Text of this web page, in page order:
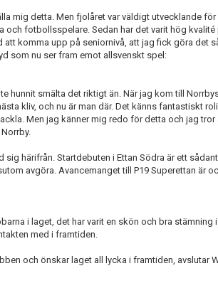
mig detta. Men fjolåret var väldigt utvecklande
fotbollsspelare. Sedan har det varit hög kvalité
att komma upp på seniornivå, att jag fick göra det
som nu ser fram emot allsvenskt spel:
hunnit smälta det riktigt än. När jag kom till
kliv, och nu är man där. Det känns fantastiskt
Men jag känner mig redo för detta och jag tror
sig härifrån. Startdebuten i Ettan Södra är ett
avgöra. Avancemanget till P19 Superettan är
i laget, det har varit en skön och bra
med i framtiden.
och önskar laget all lycka i framtiden, avslutar